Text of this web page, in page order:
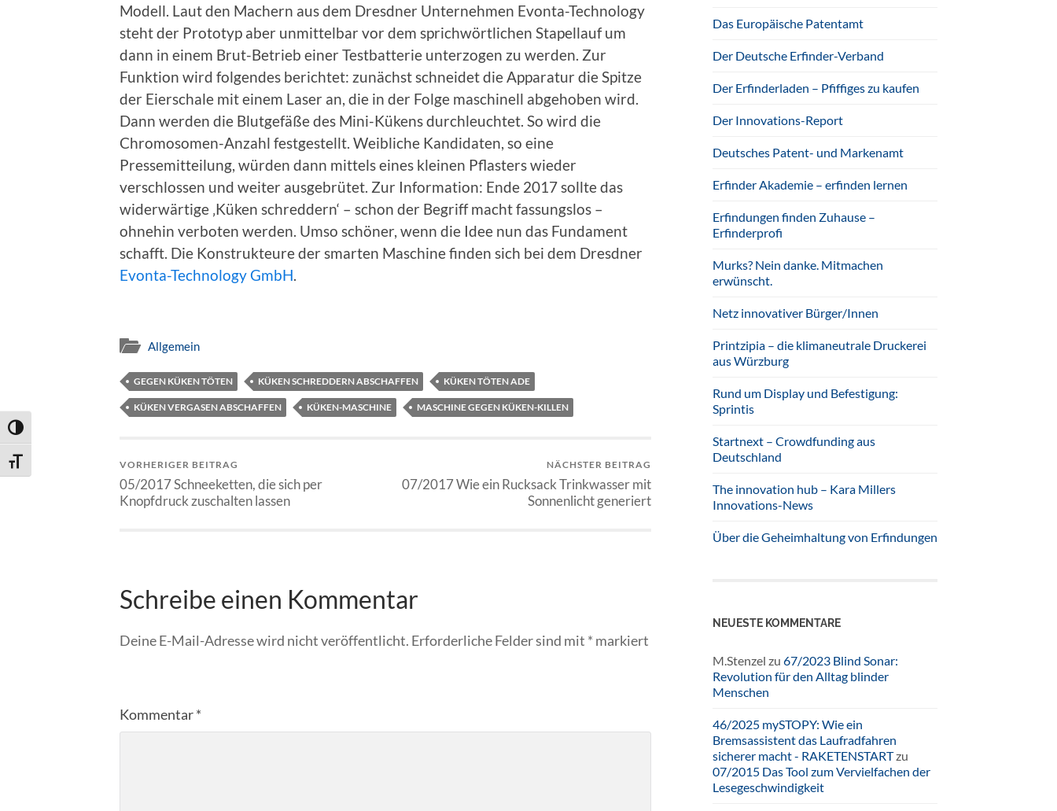
Umschalten auf hohe Kontraste
Schrift vergrößern
Modell. Laut den Machern aus dem Dresdner Unternehmen Evonta-Technology
steht der Prototyp aber unmittelbar vor dem sprichwörtlichen Stapellauf um
dann in einem Brut-Betrieb einer Testbatterie unterzogen zu werden. Zur
Funktion wird folgendes berichtet: zunächst schneidet die Apparatur die Spitze
der Eierschale mit einem Laser an, die in der Folge maschinell abgehoben wird.
Dann werden die Blutgefäße des Mini-Kükens durchleuchtet. So wird die
Chromosomen-Anzahl festgestellt. Weibliche Kandidaten, so eine
Pressemitteilung, würden dann mittels eines kleinen Pflasters wieder
verschlossen und weiter ausgebrütet. Zur Information: Ende 2017 sollte das
widerwärtige ‚Küken schreddern‘ – schon der Begriff macht fassungslos –
ohnehin verboten werden. Umso schöner, wenn die Idee nun das Fundament
schafft. Die Konstrukteure der smarten Maschine finden sich bei dem Dresdner
Evonta-Technology GmbH
Allgemein
GEGEN KÜKEN TÖTEN KÜKEN SCHREDDERN ABSCHAFFEN KÜKEN TÖTEN ADE
KÜKEN VERGASEN ABSCHAFFEN KÜKEN-MASCHINE MASCHINE GEGEN KÜKEN-KILLEN
VORHERIGER BEITRAG
05/2017 Schneeketten, die sich per
Knopfdruck zuschalten lassen
NÄCHSTER BEITRAG
07/2017 Wie ein Rucksack Trinkwasser mit
Sonnenlicht generiert
Schreibe einen Kommentar
Deine E-Mail-Adresse wird nicht veröffentlicht. Erforderliche Felder sind mit * markiert
Kommentar*
Das Europäische Patentamt
Der Deutsche Erfinder-Verband
Der Erfinderladen – Pfiffiges zu kaufen
Der Innovations-Report
Deutsches Patent- und Markenamt
Erfinder Akademie – erfinden lernen
Erfindungen finden Zuhause –
Erfinderprofi
Murks? Nein danke. Mitmachen
erwünscht.
Netz innovativer Bürger/Innen
Printzipia – die klimaneutrale Druckerei
aus Würzburg
Rund um Display und Befestigung:
Sprintis
Startnext – Crowdfunding aus
Deutschland
The innovation hub – Kara Millers
Innovations-News
Über die Geheimhaltung von Erfindungen
NEUESTE KOMMENTARE
M.Stenzel zu 67/2023 Blind Sonar:
Revolution für den Alltag blinder
Menschen
46/2025 mySTOPY: Wie ein
Bremsassistent das Laufradfahren
sicherer macht - RAKETENSTARTzu
07/2015 Das Tool zum Vervielfachen der
Lesegeschwindigkeit